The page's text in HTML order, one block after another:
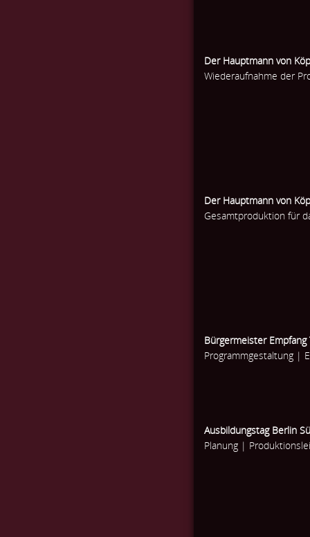
Der Hauptmann von
Wiederaufnahme der
Der Hauptmann von
Gesamtproduktion für
Bürgermeister
Programmgestaltung |
Ausbildungstag Berlin
Planung |